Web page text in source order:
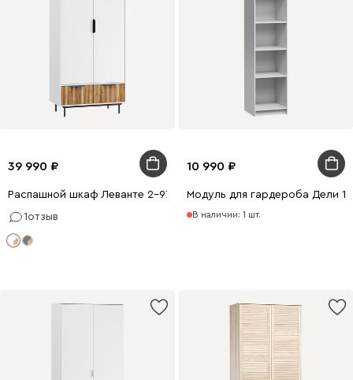
39 990
Распашной шкаф Леванте 2-97x205 Белый
1отзыв
10 990
Модуль для гардероба Дели 1-
В наличии: 1 шт.